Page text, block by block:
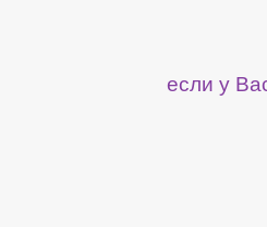
если у